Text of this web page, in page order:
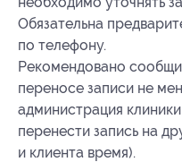
Обязательна
по телефону.
Рекомендовано
переносе записи не
администрация
перенести запись на
и клиента время).